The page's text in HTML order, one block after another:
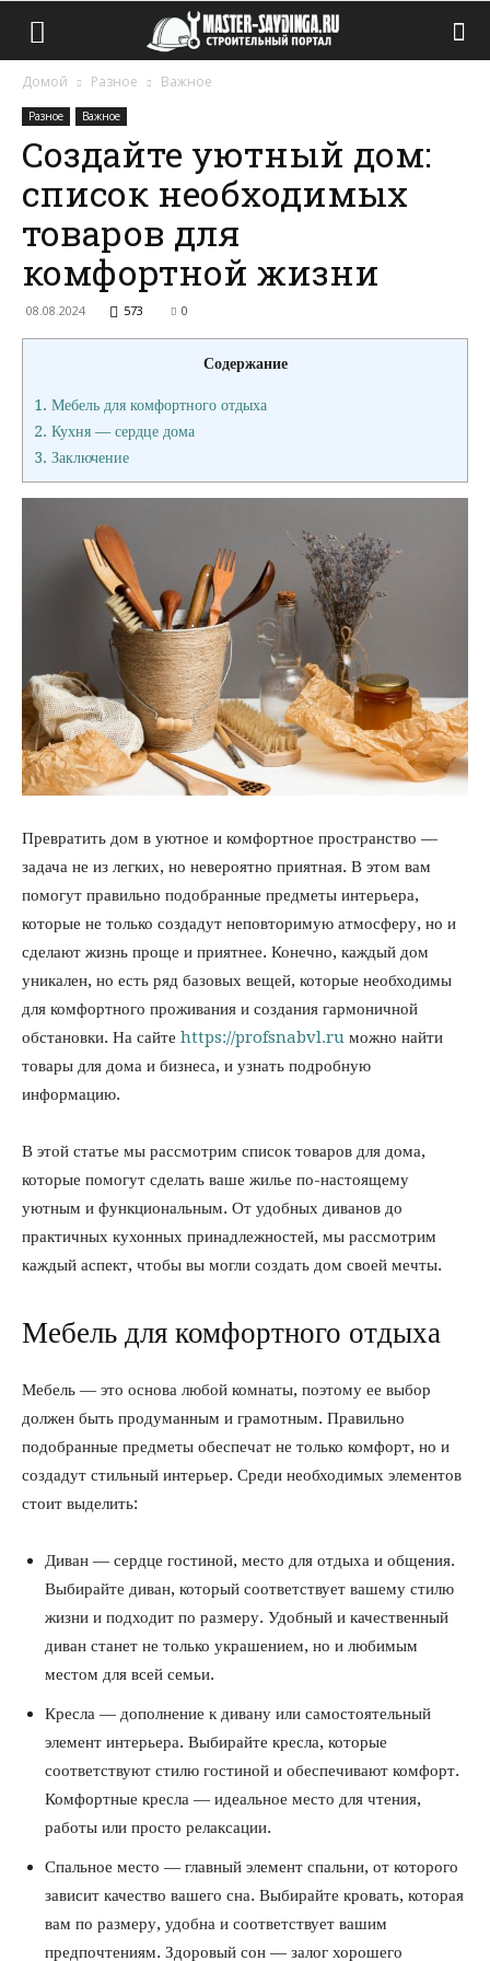
Домой Разное Важное
Разное Важное
Создайте уютный дом:
список необходимых
товаров для
комфортной жизни
08.08.2024 573 0
Содержание
1. Мебель для комфортного отдыха
2. Кухня — сердце дома
3. Заключение
Превратить дом в уютное и комфортное пространство —
задача не из легких, но невероятно приятная. В этом вам
помогут правильно подобранные предметы интерьера,
которые не только создадут неповторимую атмосферу, но и
сделают жизнь проще и приятнее. Конечно, каждый дом
уникален, но есть ряд базовых вещей, которые необходимы
для комфортного проживания и создания гармоничной
обстановки. На сайте https://profsnabvl.ru можно найти
товары для дома и бизнеса, и узнать подробную
информацию.
В этой статье мы рассмотрим список товаров для дома,
которые помогут сделать ваше жилье по-настоящему
уютным и функциональным. От удобных диванов до
практичных кухонных принадлежностей, мы рассмотрим
каждый аспект, чтобы вы могли создать дом своей мечты.
Мебель для комфортного отдыха
Мебель — это основа любой комнаты, поэтому ее выбор
должен быть продуманным и грамотным. Правильно
подобранные предметы обеспечат не только комфорт, но и
создадут стильный интерьер. Среди необходимых элементов
стоит выделить:
Диван — сердце гостиной, место для отдыха и общения.
Выбирайте диван, который соответствует вашему стилю
жизни и подходит по размеру. Удобный и качественный
диван станет не только украшением, но и любимым
местом для всей семьи.
Кресла — дополнение к дивану или самостоятельный
элемент интерьера. Выбирайте кресла, которые
соответствуют стилю гостиной и обеспечивают комфорт.
Комфортные кресла — идеальное место для чтения,
работы или просто релаксации.
Спальное место — главный элемент спальни, от которого
зависит качество вашего сна. Выбирайте кровать, которая
вам по размеру, удобна и соответствует вашим
предпочтениям. Здоровый сон — залог хорошего